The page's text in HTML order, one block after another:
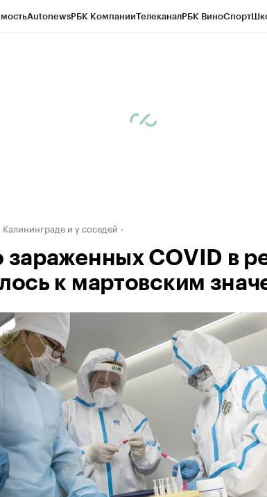
AutonewsРБК КомпанииТелеканалРБК ВиноСпорт
и у соседей
зараженных COVID в
к мартовским